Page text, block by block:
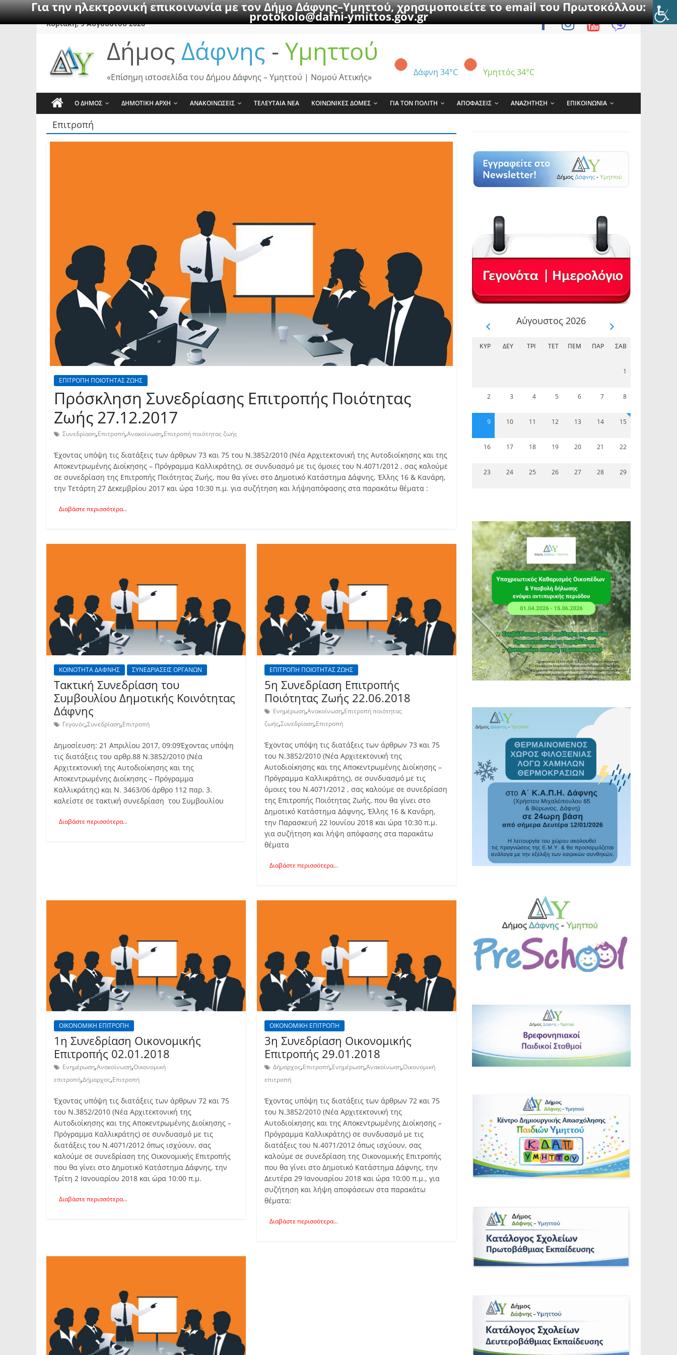
Για την ηλεκτρονική επικοινωνία με τον Δήμο Δάφνης–Υμηττού, χρησιμοποιείτε το email του Πρωτοκόλλου:
protokolo@dafni-ymittos.gov.gr
SkipΚυριακή, 9 Αυγούστου 2026
Δήμος Δάφνης - Υμηττού
Δάφνη 34°C Υμηττός 34°C
«Επίσημη ιστοσελίδα του Δήμου Δάφνης – Υμηττού | Νομού Αττικής»
Ο ΔΗΜΟΣ ΔΗΜΟΤΙΚΗ ΑΡΧΗ ΑΝΑΚΟΙΝΩΣΕΙΣ ΤΕΛΕΥΤΑΙΑ ΝΕΑ ΚΟΙΝΩΝΙΚΕΣ ΔΟΜΕΣ ΓΙΑ ΤΟΝ ΠΟΛΙΤΗ ΑΠΟΦΑΣΕΙΣ ΑΝΑΖΗΤΗΣΗ ΕΠΙΚΟΙΝΩΝΙΑ
Επιτροπή
ΕΠΙΤΡΟΠΗ ΠΟΙΟΤΗΤΑΣ ΖΩΗΣ
Πρόσκληση Συνεδρίασης Επιτροπής Ποιότητας
Ζωής 27.12.2017
Συνεδρίαση,Επιτροπή,Ανακοίνωση,Επιτροπή ποιότητας ζωής
Έχοντας υπόψη τις διατάξεις των άρθρων 73 και 75 του Ν.3852/2010 (Νέα Αρχιτεκτονική της Αυτοδιοίκησης και της
Αποκεντρωμένης Διοίκησης – Πρόγραμμα Καλλικράτης), σε συνδυασμό με τις όμοιες του Ν.4071/2012 , σας καλούμε
σε συνεδρίαση της Επιτροπής Ποιότητας Ζωής, που θα γίνει στο Δημοτικό Κατάστημα Δάφνης, Έλλης 16 & Κανάρη,
την Τετάρτη 27 Δεκεμβρίου 2017 και ώρα 10:30 π.μ. για συζήτηση και λήψηαπόφασης στα παρακάτω θέματα :
Διαβάστε περισσότερα...
ΚΟΙΝΟΤΗΤΑ ΔΑΦΝΗΣ ΣΥΝΕΔΡΙΑΣΕΙΣ ΟΡΓΑΝΩΝ
Tακτική Συνεδρίαση του
Συμβουλίου Δημοτικής Κοινότητας
Δάφνης
Γεγονός,Συνεδρίαση,Επιτροπή
Δημοσίευση: 21 Απριλίου 2017, 09:09Έχοντας υπόψη
τις διατάξεις του αρθρ.88 Ν.3852/2010 (Νέα
Αρχιτεκτονική της Αυτοδιοίκησης και της
Αποκεντρωμένης Διοίκησης – Πρόγραμμα
Καλλικράτης) και Ν. 3463/06 άρθρο 112 παρ. 3.
καλείστε σε τακτική συνεδρίαση του Συμβουλίου
Διαβάστε περισσότερα...
ΕΠΙΤΡΟΠΗ ΠΟΙΟΤΗΤΑΣ ΖΩΗΣ
5η Συνεδρίαση Επιτροπής
Ποιότητας Ζωής 22.06.2018
Ενημέρωση,Ανακοίνωση,Επιτροπή ποιότητας
ζωής,Συνεδρίαση,Επιτροπή
Έχοντας υπόψη τις διατάξεις των άρθρων 73 και 75
του Ν.3852/2010 (Νέα Αρχιτεκτονική της
Αυτοδιοίκησης και της Αποκεντρωμένης Διοίκησης –
Πρόγραμμα Καλλικράτης), σε συνδυασμό με τις
όμοιες του Ν.4071/2012 , σας καλούμε σε συνεδρίαση
της Επιτροπής Ποιότητας Ζωής, που θα γίνει στο
Δημοτικό Κατάστημα Δάφνης, Έλλης 16 & Κανάρη,
την Παρασκευή 22 Ιουνίου 2018 και ώρα 10:30 π.μ.
για συζήτηση και λήψη απόφασης στα παρακάτω
θέματα
Διαβάστε περισσότερα...
ΟΙΚΟΝΟΜΙΚΗ ΕΠΙΤΡΟΠΗ
1η Συνεδρίαση Οικονομικής
Επιτροπής 02.01.2018
Ενημέρωση,Ανακοίνωση,Οικονομική
επιτροπή,Δήμαρχος,Επιτροπή
Έχοντας υπόψη τις διατάξεις των άρθρων 72 και 75
του Ν.3852/2010 (Νέα Αρχιτεκτονική της
Αυτοδιοίκησης και της Αποκεντρωμένης Διοίκησης –
Πρόγραμμα Καλλικράτης) σε συνδυασμό με τις
διατάξεις του Ν.4071/2012 όπως ισχύουν, σας
καλούμε σε συνεδρίαση της Οικονομικής Επιτροπής
που θα γίνει στο Δημοτικό Κατάστημα Δάφνης, την
Τρίτη 2 Ιανουαρίου 2018 και ώρα 10:00 π.μ.
Διαβάστε περισσότερα...
ΟΙΚΟΝΟΜΙΚΗ ΕΠΙΤΡΟΠΗ
3η Συνεδρίαση Οικονομικής
Επιτροπής 29.01.2018
Δήμαρχος,Επιτροπή,Ενημέρωση,Ανακοίνωση,Οικονομική
επιτροπή
Έχοντας υπόψη τις διατάξεις των άρθρων 72 και 75
του Ν.3852/2010 (Νέα Αρχιτεκτονική της
Αυτοδιοίκησης και της Αποκεντρωμένης Διοίκησης –
Πρόγραμμα Καλλικράτης) σε συνδυασμό με τις
διατάξεις του Ν.4071/2012 όπως ισχύουν, σας
καλούμε σε συνεδρίαση της Οικονομικής Επιτροπής
που θα γίνει στο Δημοτικό Κατάστημα Δάφνης, την
Δευτέρα 29 Ιανουαρίου 2018 και ώρα 10:00 π.μ., για
συζήτηση και λήψη αποφάσεων στα παρακάτω
θέματα:
Διαβάστε περισσότερα...
Αύγουστος 2026
ΚΥΡ ΔΕΥ ΤΡΊ ΤΕΤ ΠΈΜ ΠΑΡ ΣΆΒ
1
2 3 4 5 6 7 8
9 10 11 12 13 14 15
16 17 18 19 20 21 22
23 24 25 26 27 28 29